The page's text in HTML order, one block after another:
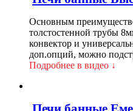
Основным
толстостенной трубы
конвектор и
доп.опций, можно
Подробнее в видео ↓